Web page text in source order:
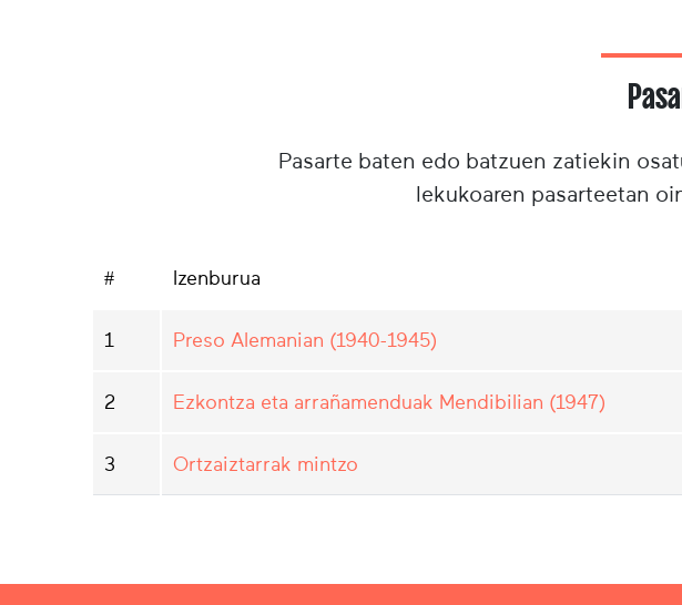
Pasarte baten edo batzuen zatiekin
lekukoaren pasarteetan
# Izenburua
1 Preso Alemanian (1940-1945)
2 Ezkontza eta arrañamenduak Mendibilian (1947)
3 Ortzaiztarrak mintzo